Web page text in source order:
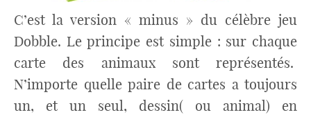
C’est la version « minus » du célèbre jeu
Dobble. Le principe est simple : sur chaque
carte des animaux sont représentés.
N’importe quelle paire de cartes a toujours
un, et un seul, dessin( ou animal) en